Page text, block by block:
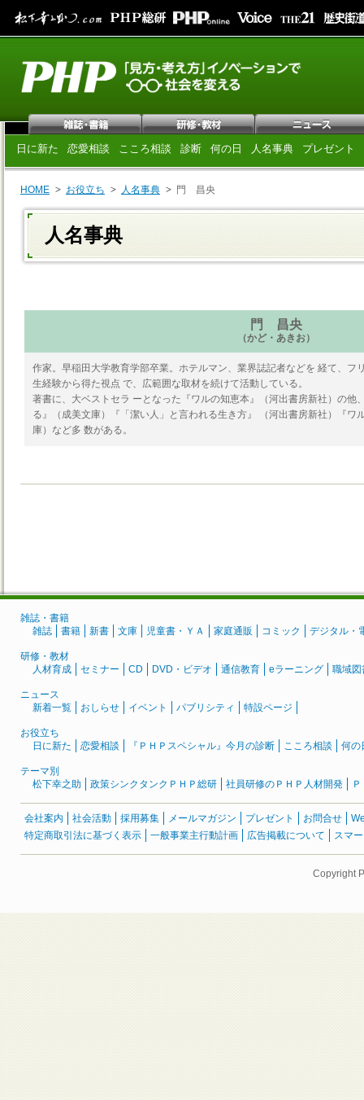
日に新た 恋愛相談 こころ相談 診断 何の日 人名事典 プレゼント
HOME お役立ち 人名事典 門 昌央
人名事典
門 昌央
（かど・あきお）
作家。早稲田大学教育学部卒業。ホテルマン、業界誌記者などを 経て、フ
生経験から得た視点 で、広範囲な取材を続けて活動している。
著書に、大ベストセラ ーとなった『ワルの知恵本』（河出書房新社）の他
る』（成美文庫）『「潔い人」と言われる生き方』 （河出書房新社）『ワ
庫）など多 数がある。
雑誌・書籍
雑誌
書籍 新書 文庫 児童書・ＹＡ 家庭通販 コミック デジタル・
研修・教材
人材育成
セミナー CD DVD・ビデオ 通信教育 eラーニング 職域図
ニュース
新着一覧
おしらせ イベント パブリシティ 特設ページ
お役立ち
日に新た
恋愛相談 『ＰＨＰスペシャル』今月の診断 こころ相談 何の
テーマ別
松下幸之助
政策シンクタンクＰＨＰ総研 社員研修のＰＨＰ人材開発
会社案内 社会活動 採用募集 メールマガジン プレゼント お問合せ
特定商取引法に基づく表示
一般事業主行動計画 広告掲載について スマ
Copyright